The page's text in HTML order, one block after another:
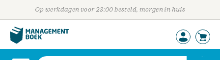
Op werkdagen voor 23:00 besteld, morgen in huis